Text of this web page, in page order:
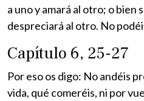
a uno y amará al otro; o bien
despreciará al otro. No
Capítulo 6, 25-27
Por eso os digo: No andéis
vida, qué comeréis, ni por